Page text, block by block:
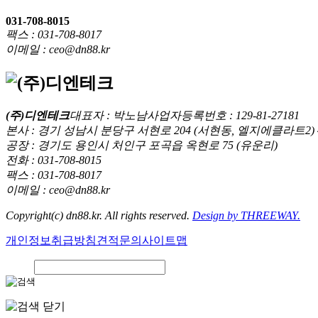
031-708-8015
팩스 : 031-708-8017
이메일 : ceo@dn88.kr
(주)디엔테크대표자 : 박노남사업자등록번호 : 129-81-27181
본사 : 경기 성남시 분당구 서현로 204 (서현동, 엘지에클라트2)
공장 : 경기도 용인시 처인구 포곡읍 옥현로 75 (유운리)
전화 : 031-708-8015
팩스 : 031-708-8017
이메일 : ceo@dn88.kr
Copyright(c) dn88.kr. All rights reserved. Design by THREEWAY.
개인정보취급방침견적문의 사이트맵